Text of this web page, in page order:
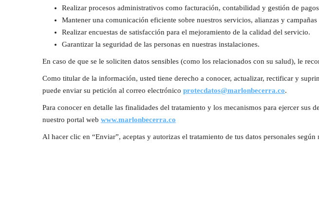
Realizar procesos administrativos como facturación, contabilidad y gestión de
Mantener una comunicación eficiente sobre nuestros servicios, alianzas y
Realizar encuestas de satisfacción para el mejoramiento de la calidad del servicio.
Garantizar la seguridad de las personas en nuestras instalaciones.
En caso de que se le soliciten datos sensibles (como los relacionados con su salud), le
Como titular de la información, usted tiene derecho a conocer, actualizar, rectificar y
puede enviar su petición al correo electrónico protecdatos@marlonbecerra.co.
Para conocer en detalle las finalidades del tratamiento y los mecanismos para ejercer sus
nuestro portal web www.marlonbecerra.co
Al hacer clic en “Enviar”, aceptas y autorizas el tratamiento de tus datos personales según